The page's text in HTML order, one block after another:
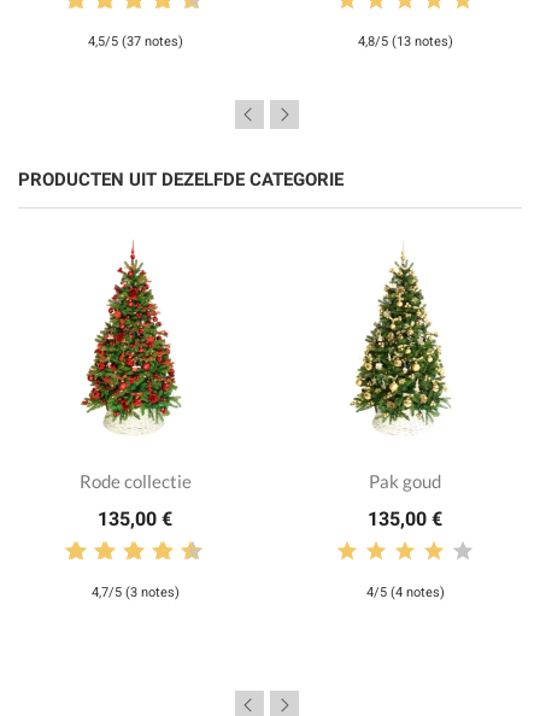
4,5/5 (37 notes) 4,8/5 (13 notes)
PRODUCTEN UIT DEZELFDE CATEGORIE
Rode collectie
135,00 €
4,7/5 (3 notes)
Pak goud
135,00 €
4/5 (4 notes)